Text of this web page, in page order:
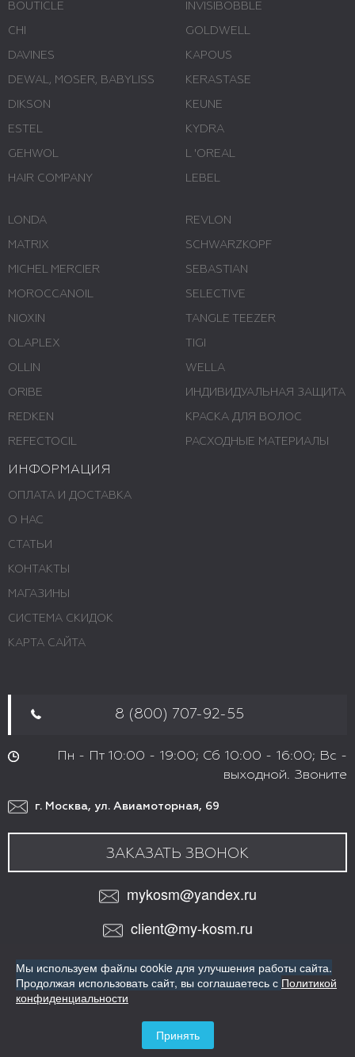
BOUTICLE
CHI
DAVINES
DEWAL, MOSER, BABYLISS
DIKSON
ESTEL
GEHWOL
HAIR COMPANY
INVISIBOBBLE
GOLDWELL
KAPOUS
KERASTASE
KEUNE
KYDRA
L 'ОREAL
LEBEL
LONDA
MATRIX
MICHEL MERCIER
MOROCCANOIL
NIOXIN
OLAPLEX
OLLIN
ORIBE
REDKEN
REFECTOCIL
REVLON
SCHWARZKOPF
SEBASTIAN
SELECTIVE
TANGLE TEEZER
TIGI
WELLA
ИНДИВИДУАЛЬНАЯ ЗАЩИТА
КРАСКА ДЛЯ ВОЛОС
РАСХОДНЫЕ МАТЕРИАЛЫ
ИНФОРМАЦИЯ
ОПЛАТА И ДОСТАВКА
О НАС
СТАТЬИ
КОНТАКТЫ
МАГАЗИНЫ
СИСТЕМА СКИДОК
КАРТА САЙТА
8 (800) 707-92-55
Пн - Пт 10:00 - 19:00; Сб 10:00 - 16:00; Вс -
выходной. Звоните
г. Москва, ул. Авиамоторная, 69
ЗАКАЗАТЬ ЗВОНОК
mykosm@yandex.ru
client@my-kosm.ru
МЫ В СОЦИАЛЬНЫХ СЕТЯХ:
VK
ИНТЕРНЕТ-МАГАЗИН ПРОФЕССИОНАЛЬНОЙ КОСМЕТИКИ
Copyright© Все права защищены
Мы используем файлы cookie для улучшения работы сайта.
Продолжая использовать сайт, вы соглашаетесь с Политикой
конфиденциальности
Принять